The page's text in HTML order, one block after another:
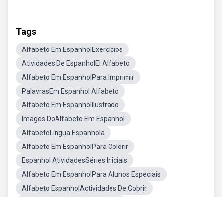
Tags
Alfabeto Em EspanholExercícios
Atividades De EspanholEl Alfabeto
Alfabeto Em EspanholPara Imprimir
PalavrasEm Espanhol Alfabeto
Alfabeto Em EspanholIlustrado
Images DoAlfabeto Em Espanhol
AlfabetoLíngua Espanhola
Alfabeto Em EspanholPara Colorir
Espanhol AtividadesSéries Iniciais
Alfabeto Em EspanholPara Alunos Especiais
Alfabeto EspanholActividades De Cobrir